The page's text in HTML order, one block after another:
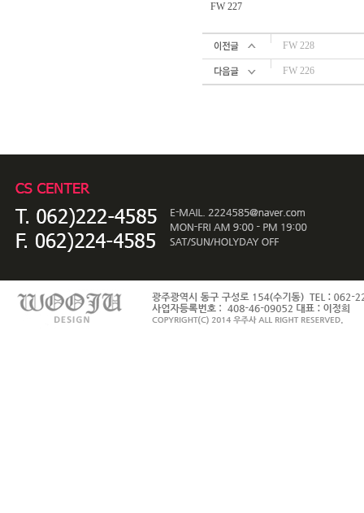
FW 227
FW 228
FW 226